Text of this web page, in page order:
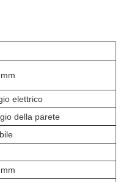
elettrico
della parete